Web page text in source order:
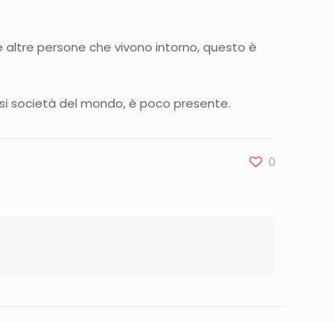
persone che vivono intorno, questo è
società del mondo, è poco presente.
0